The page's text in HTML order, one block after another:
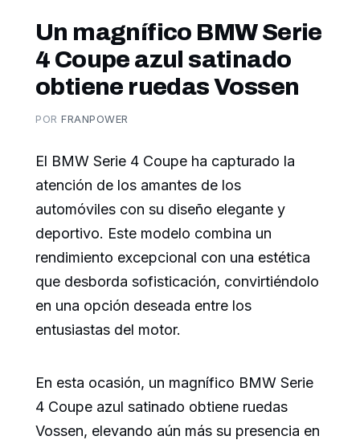
Un magnífico BMW Serie
4 Coupe azul satinado
obtiene ruedas Vossen
PORFRANPOWER
El BMW Serie 4 Coupe ha capturado la
atención de los amantes de los
automóviles con su diseño elegante y
deportivo. Este modelo combina un
rendimiento excepcional con una estética
que desborda sofisticación, convirtiéndolo
en una opción deseada entre los
entusiastas del motor.
En esta ocasión, un magnífico BMW Serie
4 Coupe azul satinado obtiene ruedas
Vossen, elevando aún más su presencia en